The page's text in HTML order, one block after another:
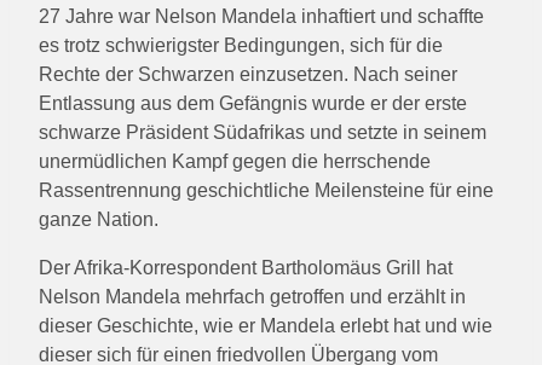
27 Jahre war Nelson Mandela inhaftiert und schaffte
es trotz schwierigster Bedingungen, sich für die
Rechte der Schwarzen einzusetzen. Nach seiner
Entlassung aus dem Gefängnis wurde er der erste
schwarze Präsident Südafrikas und setzte in seinem
unermüdlichen Kampf gegen die herrschende
Rassentrennung geschichtliche Meilensteine für eine
ganze Nation.
Der Afrika-Korrespondent Bartholomäus Grill hat
Nelson Mandela mehrfach getroffen und erzählt in
dieser Geschichte, wie er Mandela erlebt hat und wie
dieser sich für einen friedvollen Übergang vom